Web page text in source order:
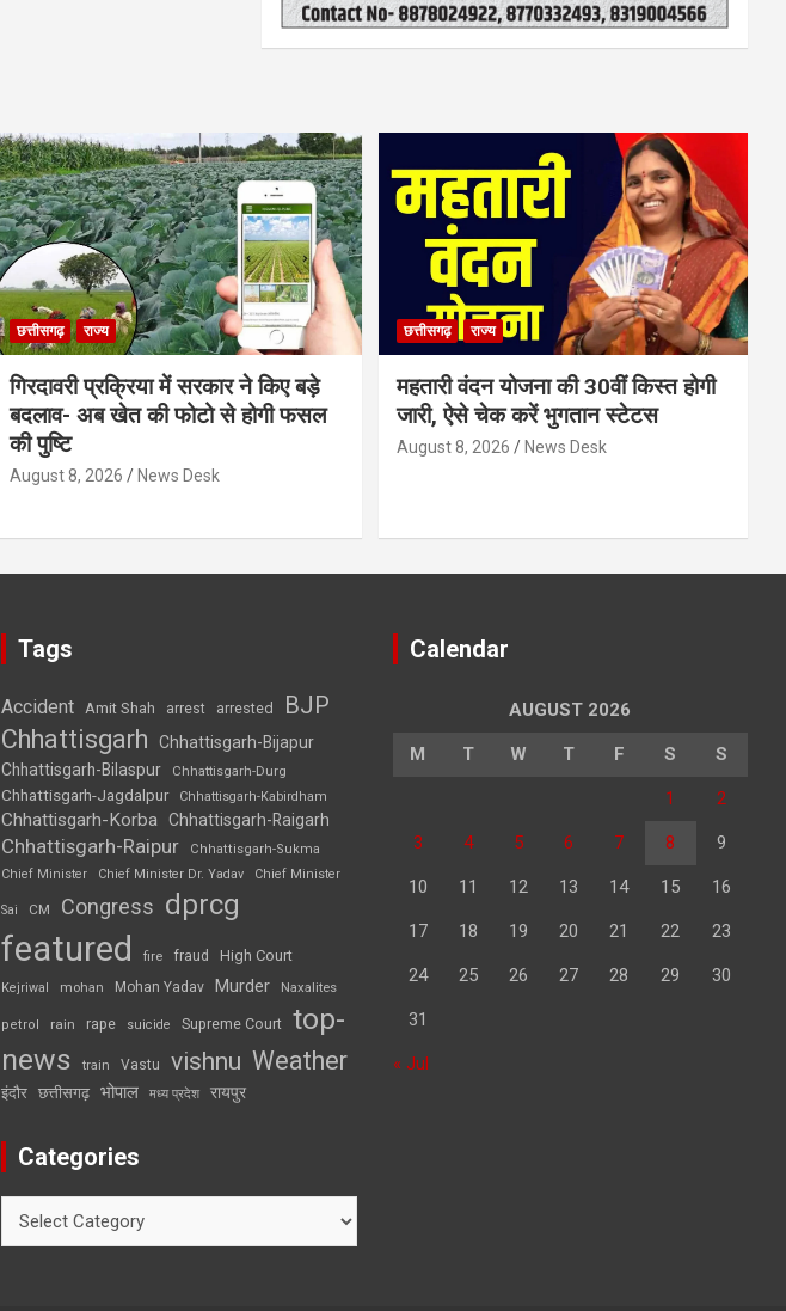
छत्तीसगढ़ राज्य
गिरदावरी प्रक्रिया में सरकार ने किए बड़े
बदलाव- अब खेत की फोटो से होगी फसल
की पुष्टि
August 8, 2026 News Desk
छत्तीसगढ़ राज्य
महतारी वंदन योजना की 30वीं किस्त होगी
जारी, ऐसे चेक करें भुगतान स्टेटस
August 8, 2026 News Desk
Tags
Accident Amit Shah arrest arrested BJP
Chhattisgarh
Chhattisgarh-Bijapur
Chhattisgarh-Bilaspur
Chhattisgarh-Durg
Chhattisgarh-Jagdalpur Chhattisgarh-Kabirdham
Chhattisgarh-Korba Chhattisgarh-Raigarh
Chhattisgarh-Raipur
Chhattisgarh-Sukma
Chief Minister
Chief Minister Dr. Yadav Chief Minister
Sai CM Congress dprcg
featured fire fraud High Court
Kejriwal mohan Mohan Yadav Murder Naxalites
petrol rain rape suicide Supreme Court top-
news
train Vastu vishnu Weather
इंदौर छत्तीसगढ़ भोपाल मध्य प्रदेश रायपुर
Categories
Calendar
AUGUST 2026
M T W T F S S
1 2
3 4 5 6 7 8 9
10 11 12 13 14 15 16
17 18 19 20 21 22 23
24 25 26 27 28 29 30
31
« Jul